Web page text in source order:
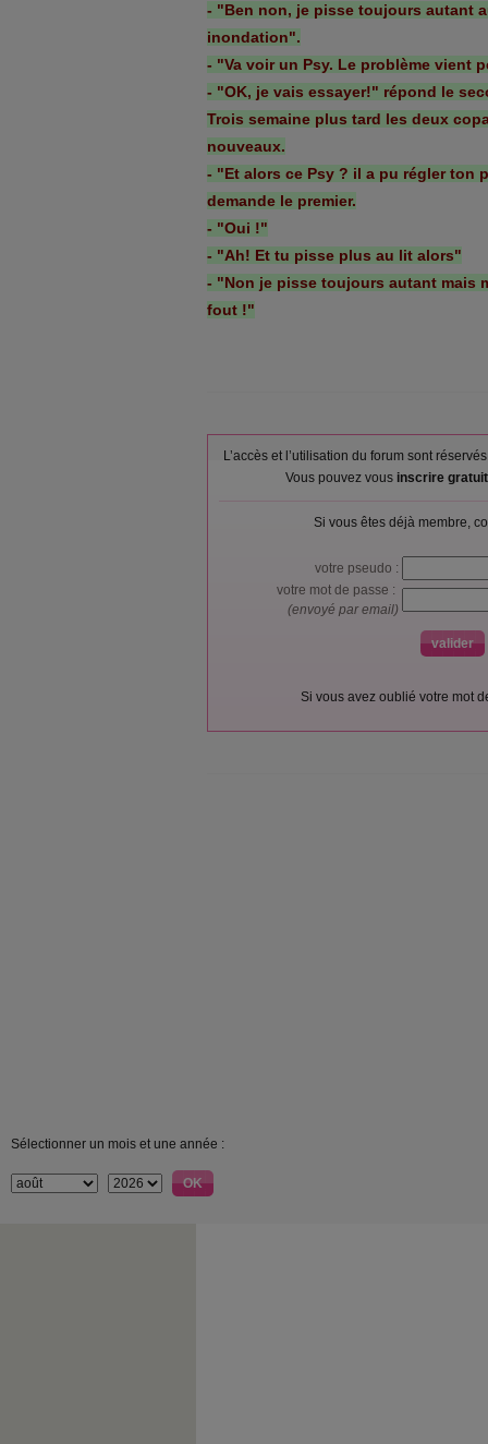
- "Ben non, je pisse toujours autant
inondation".
- "Va voir un Psy. Le problème vient
- "OK, je vais essayer!" répond le
Trois semaine plus tard les deux
nouveaux.
- "Et alors ce Psy ? il a pu régler ton
demande le premier.
- "Oui !"
- "Ah! Et tu pisse plus au lit alors"
- "Non je pisse toujours autant mais
fout !"
L’accès et l’utilisation du forum sont
Vous pouvez vous inscrire
Si vous êtes déjà membre,
votre pseudo :
votre mot de passe :
(envoyé par email)
Si vous avez oublié votre mot
Sélectionner un mois et une année :